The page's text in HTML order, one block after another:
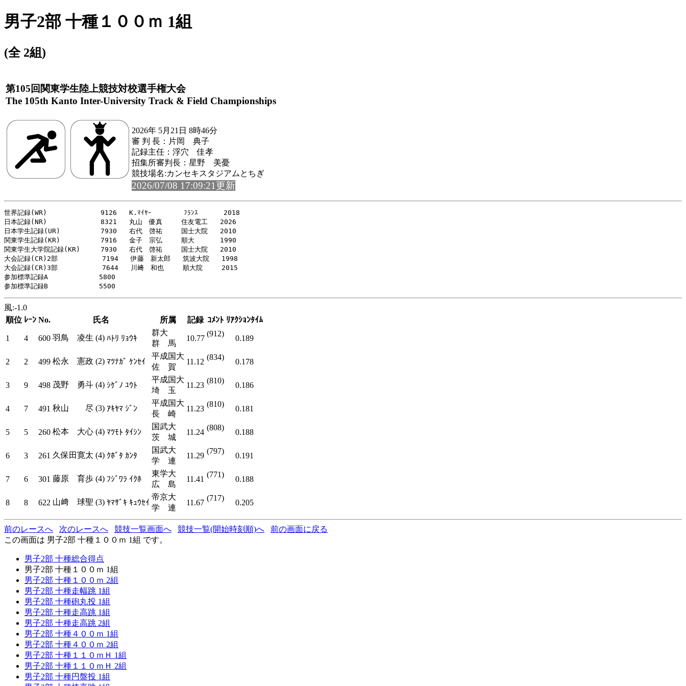
男子2部 十種１００ｍ 1組
(全 2組)
第105回関東学生陸上競技対校選手権大会
The 105th Kanto Inter-University Track & Field Championships
2026年 5月21日 8時46分
審 判 長：片岡 典子
記録主任：浮穴 佳孝
招集所審判長：星野 美憂
競技場名:カンセキスタジアムとちぎ
2026/07/08 17:09:21更新
世界記録(WR)     　　　　　9126   K.ﾏｲﾔｰ   　　　ﾌﾗﾝｽ   　　2018
日本記録(NR)    　　　　　 8321   丸山　優真  　 住友電工   2026
日本学生記録(UR)    　　　 7930   右代　啓祐   　国士大院   2010
関東学生記録(KR)     　　　7916   金子　宗弘   　順大  　　 1990
関東学生大学院記録(KR)     7930   右代　啓祐   　国士大院   2010
大会記録(CR)2部     　　　 7194   伊藤　新太郎   筑波大院   1998
大会記録(CR)3部     　　 　7644   川﨑　和也   　順大院   　2015
参加標準記録A     　　　　 5800
風:-1.0
順位 ﾚｰﾝ No. 氏名 所属 記録 ｺﾒﾝﾄ ﾘｱｸｼｮﾝﾀｲﾑ
1 4 600 羽鳥 凌生 (4) ﾊﾄﾘ ﾘｮｳｷ
群大
群 馬
10.77
(912)
0.189
2 2 499 松永 憲政 (2) ﾏﾂﾅｶﾞ ｹﾝｾｲ
平成国大
佐 賀
11.12
(834)
0.178
3 9 498 茂野 勇斗 (4) ｼｹﾞﾉ ﾕｳﾄ
平成国大
埼 玉
11.23
(810)
0.186
4 7 491 秋山 尽 (3) ｱｷﾔﾏ ｼﾞﾝ
平成国大
長 崎
11.23
(810)
0.181
5 5 260 松本 大心 (4) ﾏﾂﾓﾄ ﾀｲｼﾝ
国武大
茨 城
11.24
(808)
0.188
6 3 261 久保田寛太 (4) ｸﾎﾞﾀ ｶﾝﾀ
国武大
学 連
11.29
(797)
0.191
7 6 301 藤原 育歩 (4) ﾌｼﾞﾜﾗ ｲｸﾎ
東学大
広 島
11.41
(771)
0.188
8 8 622 山﨑 球聖 (3) ﾔﾏｻﾞｷ ｷｭｳｾｲ
帝京大
学 連
11.67
(717)
0.205
前のレースへ 次のレースへ 競技一覧画面へ 競技一覧(開始時刻順)へ
前の画面に戻る
この画面は 男子2部 十種１００ｍ 1組 です。
男子2部 十種総合得点
男子2部 十種１００ｍ 1組
男子2部 十種１００ｍ 2組
男子2部 十種走幅跳 1組
男子2部 十種砲丸投 1組
男子2部 十種走高跳 1組
男子2部 十種走高跳 2組
男子2部 十種４００ｍ 1組
男子2部 十種４００ｍ 2組
男子2部 十種１１０ｍＨ 1組
男子2部 十種１１０ｍＨ 2組
男子2部 十種円盤投 1組